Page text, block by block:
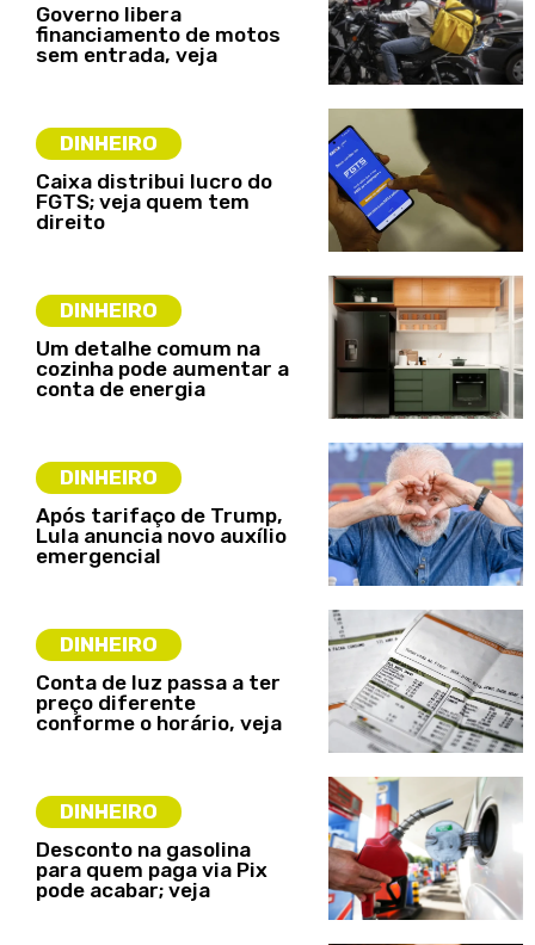
Governo libera
financiamento de motos
sem entrada, veja
DINHEIRO
Caixa distribui lucro do
FGTS; veja quem tem
direito
DINHEIRO
Um detalhe comum na
cozinha pode aumentar a
conta de energia
DINHEIRO
Após tarifaço de Trump,
Lula anuncia novo auxílio
emergencial
DINHEIRO
Conta de luz passa a ter
preço diferente
conforme o horário, veja
DINHEIRO
Desconto na gasolina
para quem paga via Pix
pode acabar; veja